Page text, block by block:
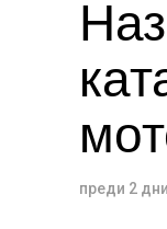
преди 2 дни